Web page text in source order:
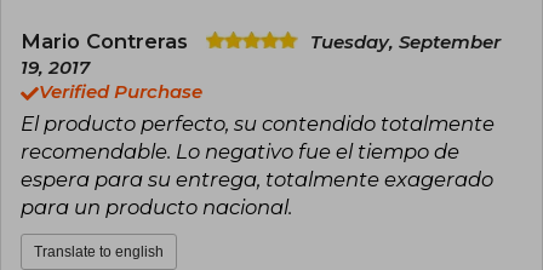
Mario Contreras
Tuesday, September
19, 2017
Verified Purchase
El producto perfecto, su contendido totalmente
recomendable. Lo negativo fue el tiempo de
espera para su entrega, totalmente exagerado
para un producto nacional.
Translate to english